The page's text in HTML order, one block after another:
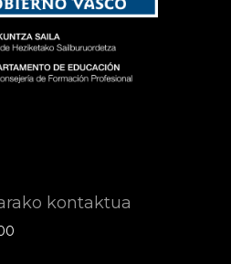
kontaktua